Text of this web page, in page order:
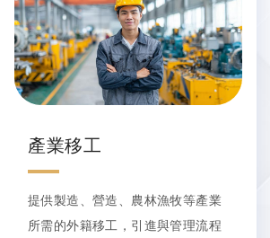
產業移工
提供製造、營造、農林漁牧等產業
所需的外籍移工，引進與管理流程